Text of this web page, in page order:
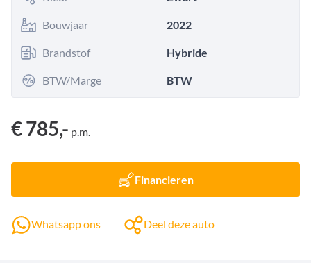
Bouwjaar 2022
Brandstof Hybride
BTW/Marge BTW
€ 785,- p.m.
Financieren
Whatsapp ons Deel deze auto